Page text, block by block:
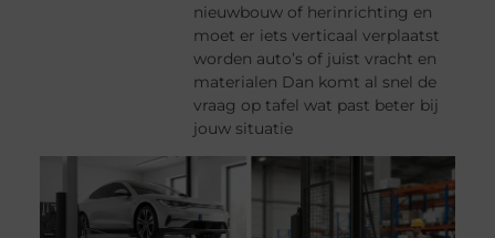
nieuwbouw of herinrichting en
moet er iets verticaal verplaatst
worden auto’s of juist vracht en
materialen Dan komt al snel de
vraag op tafel wat past beter bij
jouw situatie